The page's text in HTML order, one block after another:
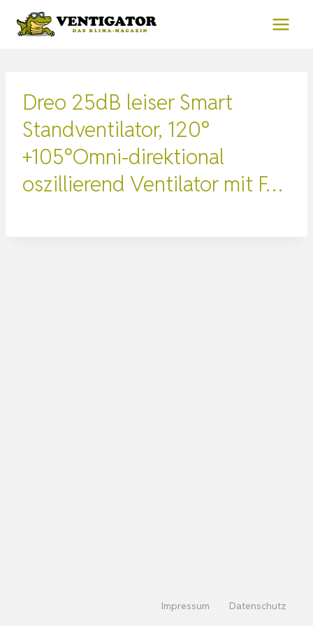
Inhalt
Dreo 25dB leiser Smart
Standventilator, 120°
+105°Omni-direktional
oszillierend Ventilator mit F…
Impressum Datenschutz